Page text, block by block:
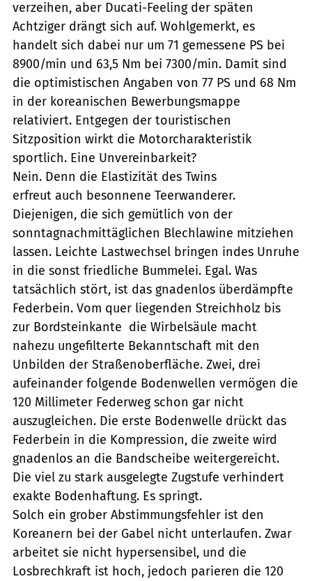
verzeihen, aber Ducati-Feeling der späten
Achtziger drängt sich auf. Wohlgemerkt, es
handelt sich dabei nur um 71 gemessene PS bei
8900/min und 63,5 Nm bei 7300/min. Damit sind
die optimistischen Angaben von 77 PS und 68 Nm
in der koreanischen Bewerbungsmappe
relativiert. Entgegen der touristischen
Sitzposition wirkt die Motorcharakteristik
sportlich. Eine Unvereinbarkeit?
Nein. Denn die Elastizität des Twins
erfreut auch besonnene Teerwanderer.
Diejenigen, die sich gemütlich von der
sonntagnachmittäglichen Blechlawine mitziehen
lassen. Leichte Lastwechsel bringen indes Unruhe
in die sonst friedliche Bummelei. Egal. Was
tatsächlich stört, ist das gnadenlos überdämpfte
Federbein. Vom quer liegenden Streichholz bis
zur Bordsteinkante  die Wirbelsäule macht
nahezu ungefilterte Bekanntschaft mit den
Unbilden der Straßenoberfläche. Zwei, drei
aufeinander folgende Bodenwellen vermögen die
120 Millimeter Federweg schon gar nicht
auszugleichen. Die erste Bodenwelle drückt das
Federbein in die Kompression, die zweite wird
gnadenlos an die Bandscheibe weitergereicht.
Die viel zu stark ausgelegte Zugstufe verhindert
exakte Bodenhaftung. Es springt.
Solch ein grober Abstimmungsfehler ist den
Koreanern bei der Gabel nicht unterlaufen. Zwar
arbeitet sie nicht hypersensibel, und die
Losbrechkraft ist hoch, jedoch parieren die 120